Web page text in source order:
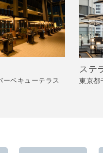
ベキューテラス
ステ
東京